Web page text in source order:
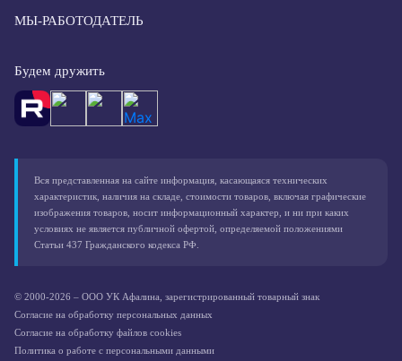
МЫ-РАБОТОДАТЕЛЬ
Будем дружить
Вся представленная на сайте информация, касающаяся технических
характеристик, наличия на складе, стоимости товаров, включая графические
изображения товаров, носит информационный характер, и ни при каких
условиях не является публичной офертой, определяемой положениями
Статьи 437 Гражданского кодекса РФ.
© 2000-2026 – ООО УК Афалина, зарегистрированный товарный знак
Согласие на обработку персональных данных
Согласие на обработку файлов cookies
Политика о работе с персональными данными